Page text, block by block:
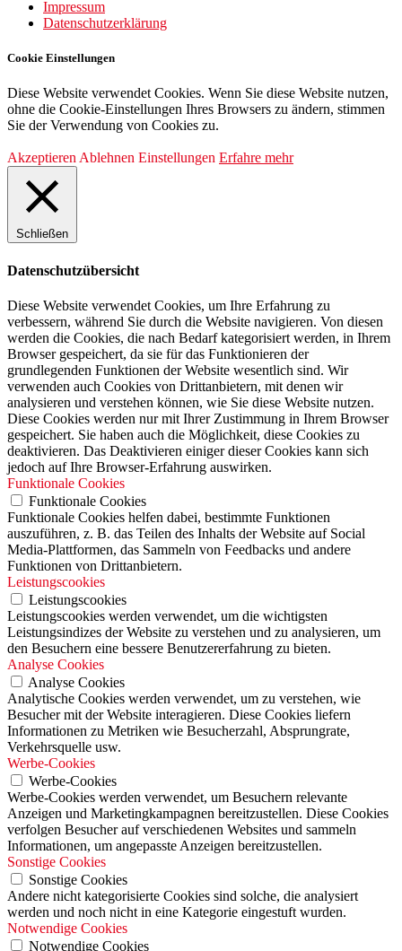
Impressum
Datenschutzerklärung
Cookie Einstellungen
Diese Website verwendet Cookies. Wenn Sie diese Website nutzen,
ohne die Cookie-Einstellungen Ihres Browsers zu ändern, stimmen
Sie der Verwendung von Cookies zu.
AkzeptierenAblehnen Einstellungen Erfahre mehr
Schließen
Datenschutzübersicht
Diese Website verwendet Cookies, um Ihre Erfahrung zu
verbessern, während Sie durch die Website navigieren. Von diesen
werden die Cookies, die nach Bedarf kategorisiert werden, in Ihrem
Browser gespeichert, da sie für das Funktionieren der
grundlegenden Funktionen der Website wesentlich sind. Wir
verwenden auch Cookies von Drittanbietern, mit denen wir
analysieren und verstehen können, wie Sie diese Website nutzen.
Diese Cookies werden nur mit Ihrer Zustimmung in Ihrem Browser
gespeichert. Sie haben auch die Möglichkeit, diese Cookies zu
deaktivieren. Das Deaktivieren einiger dieser Cookies kann sich
jedoch auf Ihre Browser-Erfahrung auswirken.
Funktionale Cookies
Funktionale Cookies
Funktionale Cookies helfen dabei, bestimmte Funktionen
auszuführen, z. B. das Teilen des Inhalts der Website auf Social
Media-Plattformen, das Sammeln von Feedbacks und andere
Funktionen von Drittanbietern.
Leistungscookies
Leistungscookies
Leistungscookies werden verwendet, um die wichtigsten
Leistungsindizes der Website zu verstehen und zu analysieren, um
den Besuchern eine bessere Benutzererfahrung zu bieten.
Analyse Cookies
Analyse Cookies
Analytische Cookies werden verwendet, um zu verstehen, wie
Besucher mit der Website interagieren. Diese Cookies liefern
Informationen zu Metriken wie Besucherzahl, Absprungrate,
Verkehrsquelle usw.
Werbe-Cookies
Werbe-Cookies
Werbe-Cookies werden verwendet, um Besuchern relevante
Anzeigen und Marketingkampagnen bereitzustellen. Diese Cookies
verfolgen Besucher auf verschiedenen Websites und sammeln
Informationen, um angepasste Anzeigen bereitzustellen.
Sonstige Cookies
Sonstige Cookies
Andere nicht kategorisierte Cookies sind solche, die analysiert
werden und noch nicht in eine Kategorie eingestuft wurden.
Notwendige Cookies
Notwendige Cookies